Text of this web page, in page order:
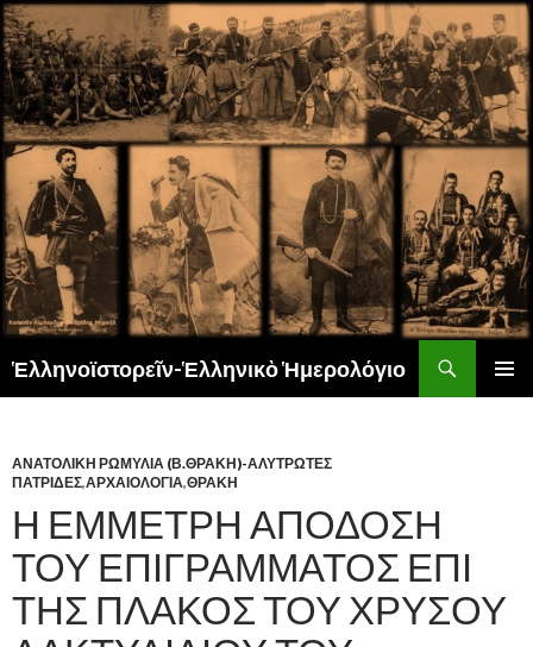
Ἑλληνοϊστορεῖν-Ἑλληνικὸ Ἡμερολόγιο
ΑΝΑΤΟΛΙΚΗ ΡΩΜΥΛΙΑ (Β.ΘΡΑΚΗ)-ΑΛΥΤΡΩΤΕΣ
ΠΑΤΡΙΔΕΣ,ΑΡΧΑΙΟΛΟΓΙΑ,ΘΡΑΚΗ
Η ΕΜΜΕΤΡΗ ΑΠΟΔΟΣΗ
ΤΟΥ ΕΠΙΓΡΑΜΜΑΤΟΣ ΕΠΙ
ΤΗΣ ΠΛΑΚΟΣ ΤΟΥ ΧΡΥΣΟΥ